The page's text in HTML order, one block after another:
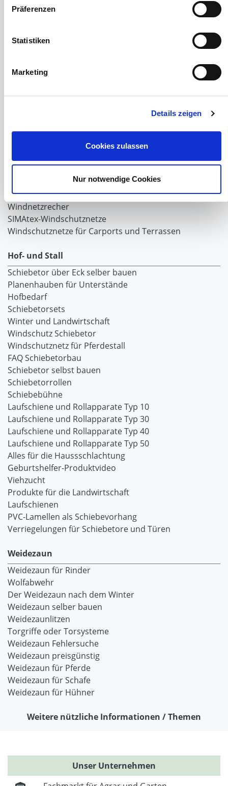
Präferenzen
Statistiken
Marketing
Details zeigen
Cookies zulassen
Nur notwendige Cookies
Saatgut für die Pferdeweide
Windschutznetz für Pferdeführanlagen
Lubratec Tore
Windschutznetz mit Ösen
Windschutznetz mit Keder
PVC Lamellen für Pferdeställe
Windschutznetz Meterware
Rollvorhang-Systeme
Schiebevorhang
Windnetzrecher
SIMAtex-Windschutznetze
Windschutznetze für Carports und Terrassen
Hof- und Stall
Schiebetor über Eck selber bauen
Planenhauben für Unterstände
Hofbedarf
Schiebetorsets
Winter und Landwirtschaft
Windschutz Schiebetor
Windschutznetz für Pferdestall
FAQ Schiebetorbau
Schiebetor selbst bauen
Schiebetorrollen
Schiebebühne
Laufschiene und Rollapparate Typ 10
Laufschiene und Rollapparate Typ 30
Laufschiene und Rollapparate Typ 40
Laufschiene und Rollapparate Typ 50
Alles für die Haussschlachtung
Geburtshelfer-Produktvideo
Viehzucht
Produkte für die Landwirtschaft
Laufschienen
PVC-Lamellen als Schiebevorhang
Verriegelungen für Schiebetore und Türen
Weidezaun
Weidezaun für Rinder
Wolfabwehr
Der Weidezaun nach dem Winter
Weidezaun selber bauen
Weidezaunlitzen
Torgriffe oder Torsysteme
Weidezaun Fehlersuche
Weidezaun preisgünstig
Weidezaun für Pferde
Weidezaun für Schafe
Weidezaun für Hühner
Weitere nützliche Informationen / Themen
Unser Unternehmen